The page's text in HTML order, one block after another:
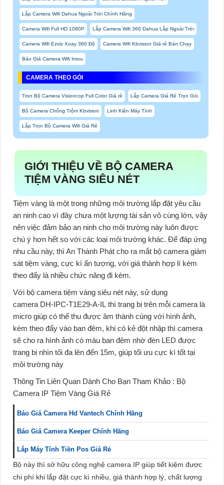
Lắp Camera Wifi Dahua Ngoài Trời Chính Hãng
Camera Wifi Full HD 1080P Lắp Camera Wifi 360 Dahua Lắp Ngoài Trời
Camera Wifi Ezviz Xoay 360 Độ Camera Wifi Kbvision Giá rẻ Bán Chạy
Báo Giá Camera Wifi Imou
CAMERA THEO GÓI
Trọn Bộ Camera Visioncop Full Color Giá rẻ Lắp Camera Giá Rẻ Trọn Gói
Bộ Camera Chống Trộm Kbvision Linh Kiện Máy Tính
Lắp Trọn Bộ Camera Wifi Giá Rẻ
GIỚI THIỆU VỀ BỘ CAMERA
TIỆM VÀNG SIÊU NÉT
Tiệm vàng là một trong những môi trường lắp đặt yêu cầu
an ninh cao vì đây chưa một lượng tài sản vô cùng lớn, vậy
nên việc đảm bảo an ninh cho môi trường này luôn được
chú ý hơn hết so với các loại môi trường khác. Để đáp ứng
nhu cầu này, thì An Thành Phát cho ra mắt bộ camera giám
sát tiệm vàng, cực kì ấn tượng, với giá thành hợp lí kèm
theo đấy là nhiều chức năng đi kèm.
Với bộ camera tiệm vàng siêu nét này, sử dụng
camera DH-IPC-T1E29-A-IL thì trang bị trên mỗi camera là
micro giúp có thể thu được âm thành cùng với hình ảnh,
kèm theo đấy vào ban đêm, khi có kẻ đột nhập thì camera
sẽ cho ra hình ảnh có màu ban đêm nhờ đèn LED được
trang bị nhìn tối đa lên đến 15m, giúp tối ưu cực kì tốt tại
môi trường này
Thông Tin Liên Quan Dành Cho Bạn Tham Khảo : Bộ
Camera IP Tiệm Vàng Giá Rẻ
Báo Giá Camera Hd Vantech Chính Hãng
Báo Giá Camera Keeper Chính Hãng
Lắp Máy Tính Tiền Pos Giá Rẻ
Bộ này thì sở hữu công nghệ camera IP giúp tiết kiệm được
chi phí khi lắp đặt cực kì nhiều, giá thành hợp lý, chất lượng